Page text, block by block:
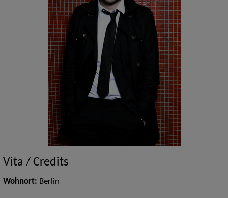
Vita / Credits
Wohnort: Berlin